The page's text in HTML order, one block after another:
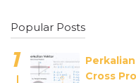
Popular Posts
Cross